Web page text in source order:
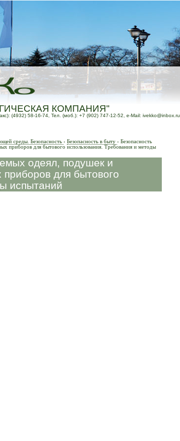
КОМПАНИЯ"
(4932) 58-16-74, Тел. (моб.): +7 (902) 747-12-52, e-Mail: ivekko@inbox.ru
среды. Безопасность › Безопасность в быту › Безопасность
приборов для бытового использования. Требования и методы
одеял, подушек и
приборов для бытового
испытаний